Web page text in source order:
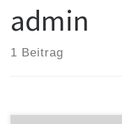
admin
1 Beitrag